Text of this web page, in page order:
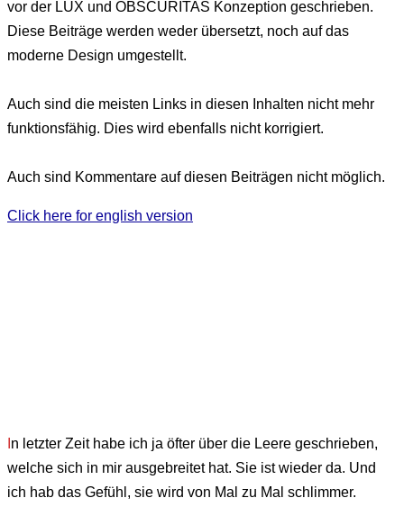
vor der LUX und OBSCURITAS Konzeption geschrieben.
Diese Beiträge werden weder übersetzt, noch auf das
moderne Design umgestellt.
Auch sind die meisten Links in diesen Inhalten nicht mehr
funktionsfähig. Dies wird ebenfalls nicht korrigiert.
Auch sind Kommentare auf diesen Beiträgen nicht möglich.
Click here for english version
In letzter Zeit habe ich ja öfter über die Leere geschrieben,
welche sich in mir ausgebreitet hat. Sie ist wieder da. Und
ich hab das Gefühl, sie wird von Mal zu Mal schlimmer.